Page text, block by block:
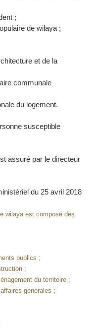
;
de wilaya ;
et de la
communale
du logement.
susceptible
assuré par le directeur
du 25 avril 2018
wilaya est composé des
publics ;
;
du territoire ;
générales ;